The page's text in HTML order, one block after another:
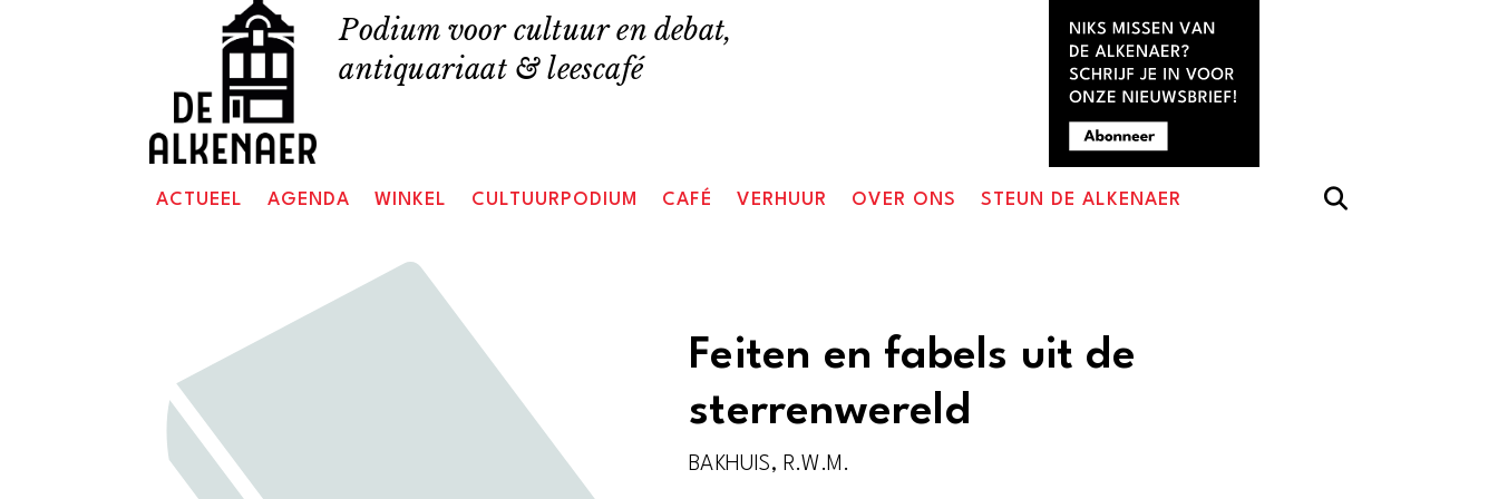
Podium voor cultuur en debat,
antiquariaat & leescafé
ACTUEEL AGENDA WINKEL CULTUURPODIUM CAFÉ VERHUUR OVER ONS STEUN DE ALKENAER
Feiten en fabels uit de
sterrenwereld
BAKHUIS, R.W.M.